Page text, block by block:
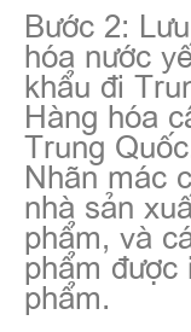
Bước 2:
hóa nước
khẩu đi
Hàng hóa
Trung
Nhãn mác
nhà sản
phẩm, và
phẩm được
phẩm.